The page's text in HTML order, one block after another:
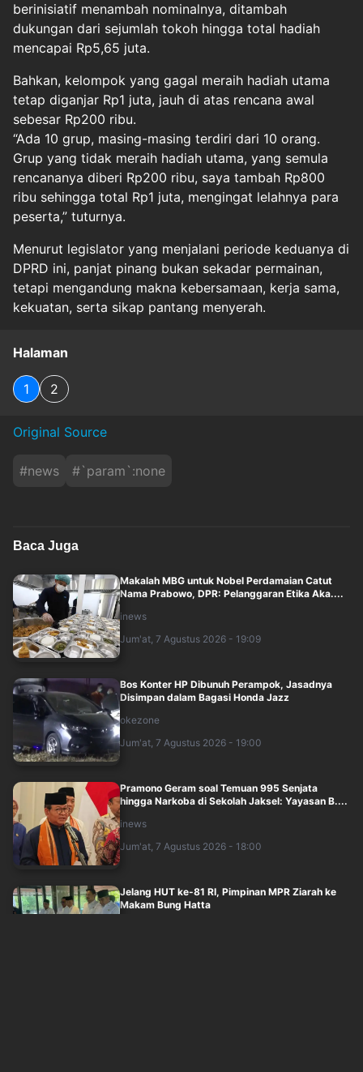
berinisiatif menambah nominalnya, ditambah
dukungan dari sejumlah tokoh hingga total hadiah
mencapai Rp5,65 juta.
Bahkan, kelompok yang gagal meraih hadiah utama
tetap diganjar Rp1 juta, jauh di atas rencana awal
sebesar Rp200 ribu.
“Ada 10 grup, masing-masing terdiri dari 10 orang.
Grup yang tidak meraih hadiah utama, yang semula
rencananya diberi Rp200 ribu, saya tambah Rp800
ribu sehingga total Rp1 juta, mengingat lelahnya para
peserta,” tuturnya.
Menurut legislator yang menjalani periode keduanya di
DPRD ini, panjat pinang bukan sekadar permainan,
tetapi mengandung makna kebersamaan, kerja sama,
kekuatan, serta sikap pantang menyerah.
Halaman
1 2
Original Source
#news #`param`:none
Baca Juga
Makalah MBG untuk Nobel Perdamaian Catut
Nama Prabowo, DPR: Pelanggaran Etika Aka....
inews
Jum'at, 7 Agustus 2026 - 19:09
Bos Konter HP Dibunuh Perampok, Jasadnya
Disimpan dalam Bagasi Honda Jazz
okezone
Jum'at, 7 Agustus 2026 - 19:00
Pramono Geram soal Temuan 995 Senjata
hingga Narkoba di Sekolah Jaksel: Yayasan B....
inews
Jum'at, 7 Agustus 2026 - 18:00
Jelang HUT ke-81 RI, Pimpinan MPR Ziarah ke
Makam Bung Hatta